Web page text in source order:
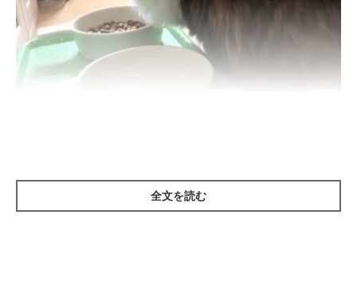
ねこのきもち投稿写真ギャラリー
全文を読む